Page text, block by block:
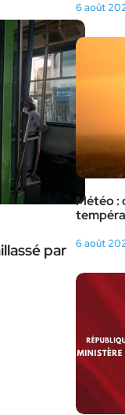
par
6 août
Météo :
6 août